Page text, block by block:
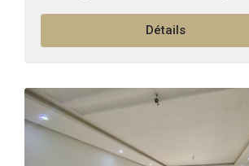
ascenseur et d’une superficie de 141
Détails